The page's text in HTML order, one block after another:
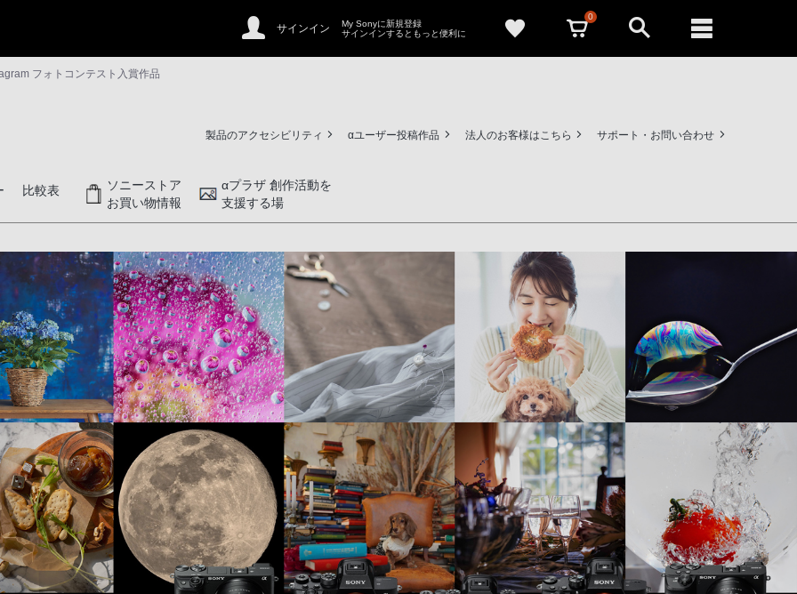
サインイン
My Sonyに新規登録
サインインするともっと便利に
0
フォトコンテスト入賞作品
製品のアクセシビリティ αユーザー投稿作品 法人のお客様はこちら サポート・お問い合わせ
比較表
ソニーストア
お買い物情報
αプラザ 創作活動を
支援する場